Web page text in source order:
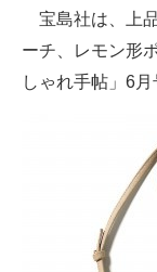
腕時計
釣り具・釣り用品
食器・グラス・カトラリ
注目記事を集め
ITの今と未来を
宝島社は、上
ーチ、レモン形
しゃれ手帖」6